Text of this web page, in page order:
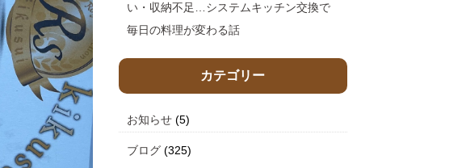
い・収納不足…システムキッチン交換で
毎日の料理が変わる話
カテゴリー
お知らせ(5)
ブログ(325)